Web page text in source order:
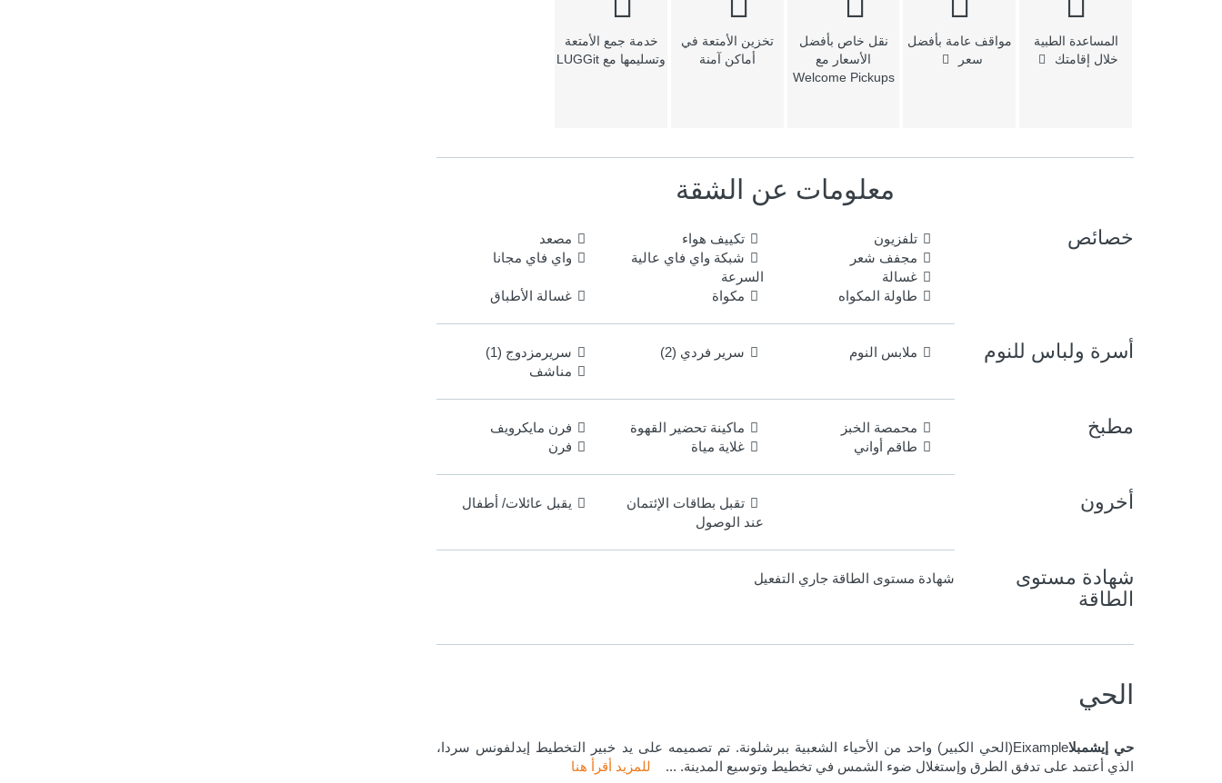
المساعدة الطبية
خلال إقامتك
مواقف عامة بأفضل
سعر
نقل خاص بأفضل
الأسعار مع
Welcome Pickups
تخزين الأمتعة في
أماكن آمنة
خدمة جمع الأمتعة
وتسليمها مع LUGGit
معلومات عن الشقة
خصائص مصعد تكييف هواء
تلفزيون
واي فاي مجانا
شبكة واي فاي عالية
السرعة
مجفف شعر
غسالة
غسالة الأطباق
مكواة طاولة المكواه
أسرة ولباس للنوم سريرمزدوج (1) سرير فردي (2)
ملابس النوم
مناشف
مطبخ فرن مايكرويف ماكينة تحضير القهوة
محمصة الخبز
فرن
غلاية مياة طاقم أواني
أخرون يقبل عائلات/ أطفال
تقبل بطاقات الإئتمان
عند الوصول
شهادة مستوى
الطاقة
شهادة مستوى الطاقة جاري التفعيل
الحي
حي إيشمبلا
Eixample(الحي الكبير) واحد من الأحياء الشعبية ببرشلونة. تم تصميمه على يد خبير التخطيط إيدلفونس سردا،
الذي أعتمد على تدفق الطرق وإستغلال ضوء الشمس في تخطيط وتوسيع المدينة. ... للمزيد أقرأ هنا